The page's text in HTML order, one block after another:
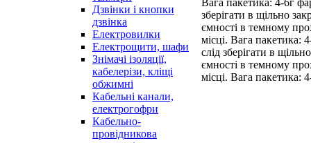
Дзвінки і кнопки
дзвінка
Електровилки
Електрощити, шафи
Знімачі ізоляції,
кабелерізи, кліщі
обжимні
Кабельні канали,
електрогофри
Кабельно-
провідникова
зберігати в щільно
ємності в темному
місці. Вага пакетика:
слід зберігати в
ємності в темному
місці. Вага пакетика: